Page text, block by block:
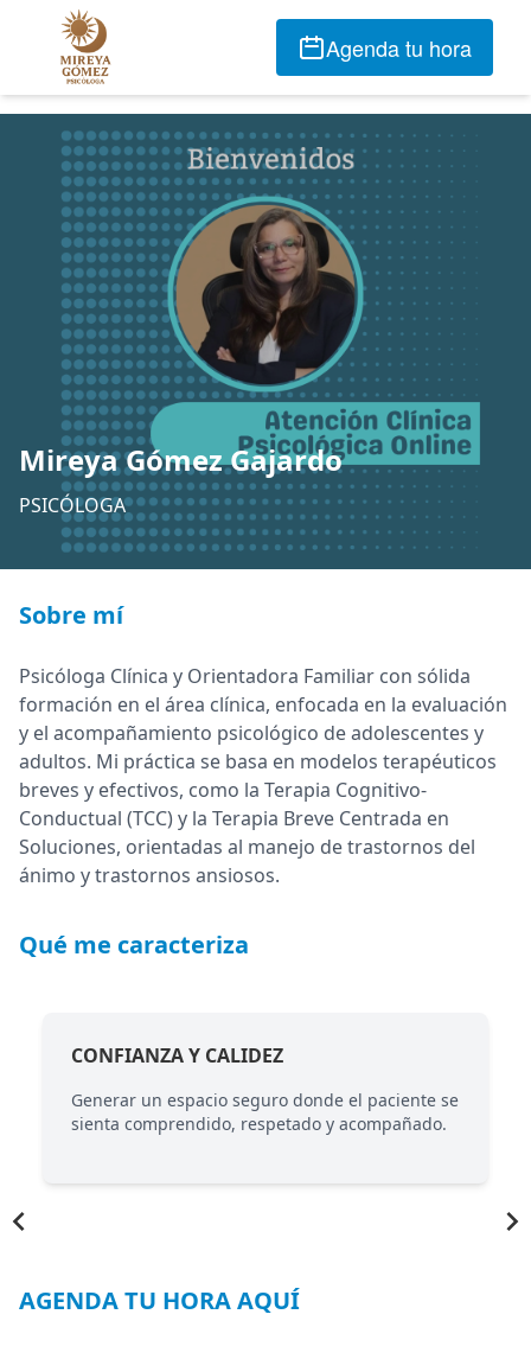
Agenda tu hora
Mireya Gómez Gajardo
PSICÓLOGA
Sobre mí
Psicóloga Clínica y Orientadora Familiar con sólida
formación en el área clínica, enfocada en la evaluación
y el acompañamiento psicológico de adolescentes y
adultos. Mi práctica se basa en modelos terapéuticos
breves y efectivos, como la Terapia Cognitivo-
Conductual (TCC) y la Terapia Breve Centrada en
Soluciones, orientadas al manejo de trastornos del
ánimo y trastornos ansiosos.
Qué me caracteriza
CONFIANZA Y CALIDEZ
Generar un espacio seguro donde el paciente se
sienta comprendido, respetado y acompañado.
AGENDA TU HORA AQUÍ